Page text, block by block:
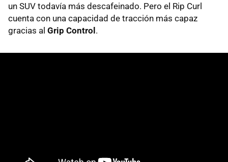
un SUV todavía más descafeinado. Pero el Rip Curl
cuenta con una capacidad de tracción más capaz
gracias al Grip Control.